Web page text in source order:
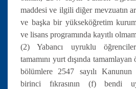
maddesi ve ilgili diğer mevzuatın
ve başka bir yükseköğretim
ve lisans programında kayıtlı
(2) Yabancı uyruklu
tamamını yurt dışında
bölümlere 2547 sayılı
birinci fıkrasının (f) bendi